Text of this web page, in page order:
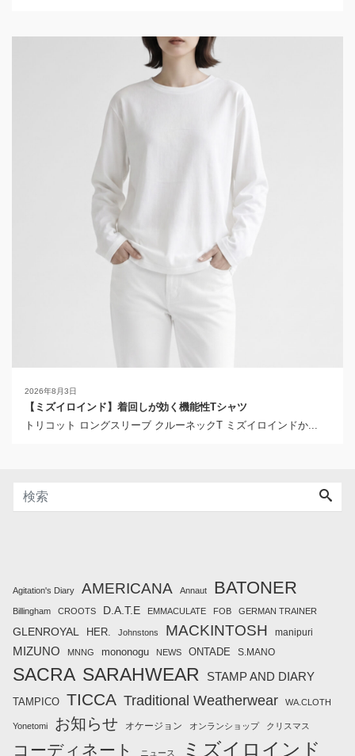
2026年8月3日
【ミズイロインド】着回しが効く機能性Tシャツ
トリコット ロングスリーブ クルーネックT ミズイロインドか...
Agitation's Diary AMERICANA Annaut BATONER
Billingham CROOTS D.A.T.E EMMACULATE FOB GERMAN TRAINER
GLENROYAL HER. Johnstons MACKINTOSH manipuri
MIZUNO MNNG mononogu NEWS ONTADE S.MANO
SACRA SARAHWEAR STAMP AND DIARY
TAMPICO TICCA Traditional Weatherwear WA.CLOTH
Yonetomi お知らせ オケージョン オンランショップ クリスマス
コーディネート ニュース ミズイロインド